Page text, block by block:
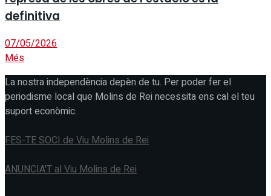
definitiva
07/05/2026
Més
La nostra independència depèn de tu. Per poder fer el
periodisme local que Molins de Rei necessita ens cal el teu
suport econòmic.
FES-TE SOCI de Viu Molins de Rei
ANUNCIA'T al Viu Molins de Rei